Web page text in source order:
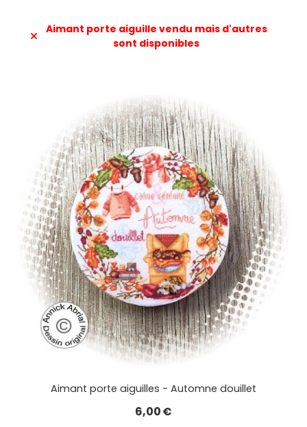
Aimant porte aiguille vendu mais d'autres
sont disponibles
Aimant porte aiguilles - Automne douillet
6,00€